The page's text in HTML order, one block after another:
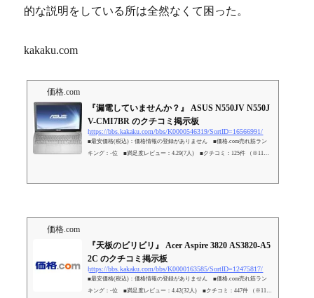
的な説明をしている所は全然なくて困った。
kakaku.com
価格.com
『漏電していませんか？』 ASUS N550JV N550J
V-CMI7BR のクチコミ掲示板
https://bbs.kakaku.com/bbs/K0000546319/SortID=16566991/
■最安価格(税込)：価格情報の登録がありません ■価格.com売れ筋ラン
キング：-位 ■満足度レビュー：4.29(7人) ■クチコミ：125件 （※11月2
価格.com
『天板のビリビリ』 Acer Aspire 3820 AS3820-A5
2C のクチコミ掲示板
https://bbs.kakaku.com/bbs/K0000163585/SortID=12475817/
■最安価格(税込)：価格情報の登録がありません ■価格.com売れ筋ラン
キング：-位 ■満足度レビュー：4.42(32人) ■クチコミ：447件 （※11月